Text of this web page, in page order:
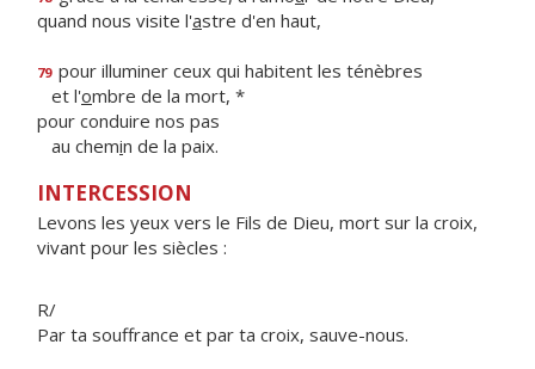
quand nous visite l'astre d'en haut,
79 pour illuminer ceux qui habitent les ténèbres
et l'ombre de la mort, *
pour conduire nos pas
au chemin de la paix.
INTERCESSION
Levons les yeux vers le Fils de Dieu, mort sur la croix,
vivant pour les siècles :
R/
Par ta souffrance et par ta croix, sauve-nous.